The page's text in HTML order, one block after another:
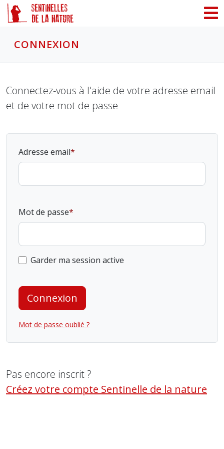
CONNEXION
Connectez-vous à l'aide de votre adresse email
et de votre mot de passe
Adresse email
Mot de passe
Garder ma session active
Connexion
Mot de passe oublié ?
Pas encore inscrit ?
Créez votre compte Sentinelle de la nature
Panneau de gestion des cookies